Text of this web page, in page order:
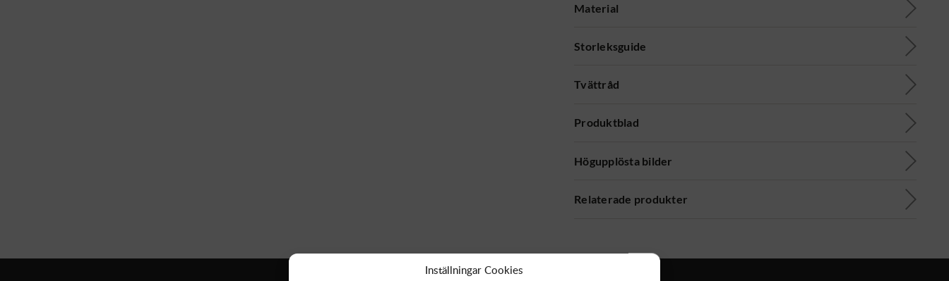
Inställningar Cookies
Material
Storleksguide
Tvättråd
Produktblad
Högupplösta bilder
Relaterade produkter